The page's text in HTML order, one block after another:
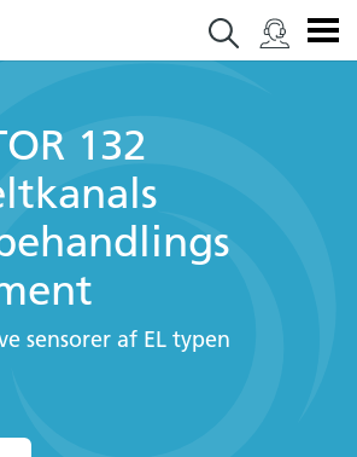
132
sensorer af EL typen